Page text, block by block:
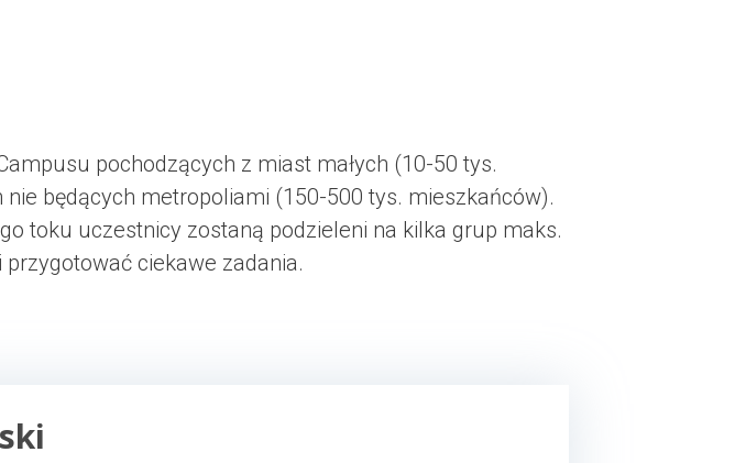
pochodzących z miast małych (10-50 tys.
będących metropoliami (150-500 tys. mieszkańców).
toku uczestnicy zostaną podzieleni na kilka grup maks.
ciekawe zadania.